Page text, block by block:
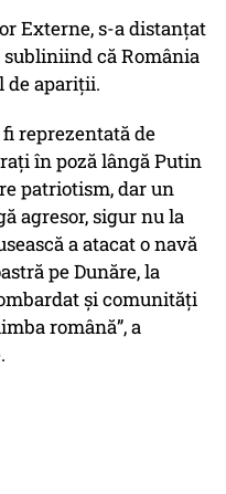
Externe, s-a distanțat
că România
de apariții.
reprezentată de
în poză lângă Putin
patriotism, dar un
agresor, sigur nu la
a atacat o navă
pe Dunăre, la
şi comunități
română”, a